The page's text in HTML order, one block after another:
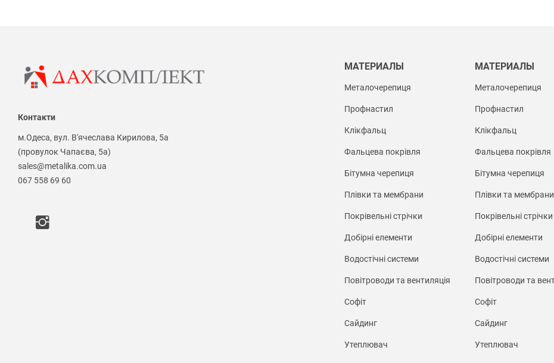
Контакти
м.Одеса, вул. В'ячеслава Кирилова, 5а
(провулок Чапаєва, 5а)
sales@metalika.com.ua
067 558 69 60
МАТЕРИАЛЫ
Металочерепиця
Профнастил
Клікфальц
Фальцева покрівля
Бітумна черепиця
Плівки та мембрани
Покрівельні стрічки
Добірні елементи
Водостічні системи
Повітроводи та вентиляція
Софіт
Сайдинг
Утеплювач
МАТЕРИАЛЫ
Металочерепиця
Профнастил
Клікфальц
Фальцева покрівля
Бітумна черепиця
Плівки та мембрани
Покрівельні стрічки
Добірні елементи
Водостічні системи
Повітроводи та
Софіт
Сайдинг
Утеплювач